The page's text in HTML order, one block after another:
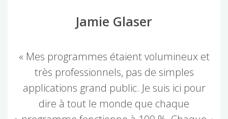
Jamie Glaser
« Mes programmes étaient volumineux et
très professionnels, pas de simples
applications grand public. Je suis ici pour
dire à tout le monde que chaque